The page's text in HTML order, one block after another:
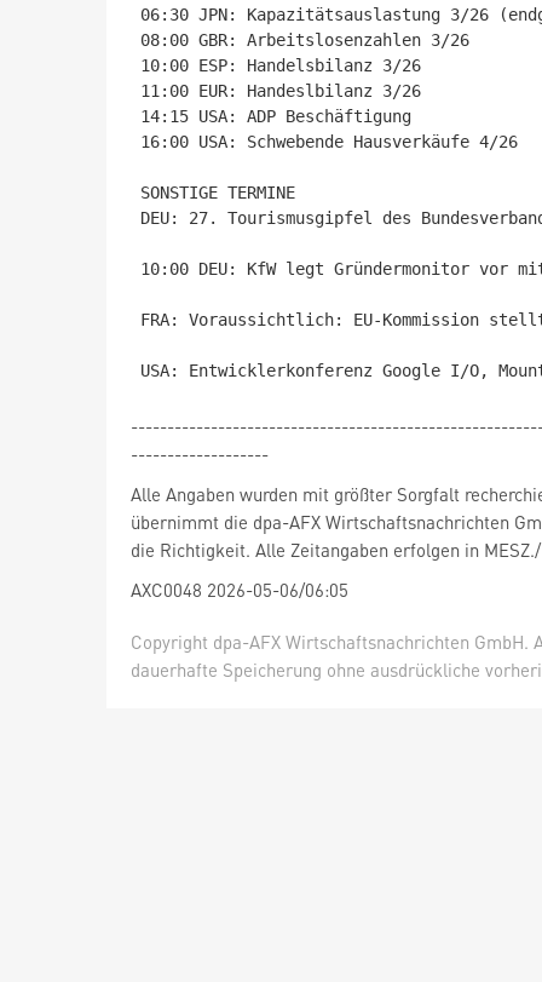
06:30 JPN: Kapazitätsauslastung 3/26
08:00 GBR: Arbeitslosenzahlen 3/26
10:00 ESP: Handelsbilanz 3/26
11:00 EUR: Handeslbilanz 3/26
14:15 USA: ADP Beschäftigung
16:00 USA: Schwebende Hausverkäufe 4/26
SONSTIGE TERMINE
DEU: 27. Tourismusgipfel des
10:00 DEU: KfW legt Gründermonitor vor
FRA: Voraussichtlich: EU-Kommission
-------------------
Alle Angaben wurden mit größter Sorgfalt
übernimmt die dpa-AFX Wirtschaftsnachrichten
die Richtigkeit. Alle Zeitangaben erfolgen in
AXC0048 2026-05-06/06:05
Copyright dpa-AFX Wirtschaftsnachrichten
dauerhafte Speicherung ohne ausdrückliche